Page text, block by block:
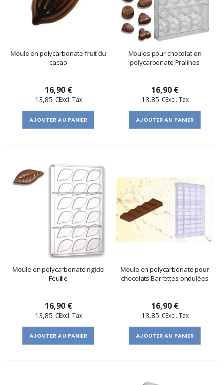
Moule en polycarbonate fruit du
cacao
16,90 €
13,85 €
AJOUTER AU PANIER
Moules pour chocolat en
polycarbonate Pralines
16,90 €
13,85 €
AJOUTER AU PANIER
Moule en polycarbonate rigide
Feuille
16,90 €
13,85 €
AJOUTER AU PANIER
Moule en polycarbonate pour
chocolats Barrettes ondulées
16,90 €
13,85 €
AJOUTER AU PANIER